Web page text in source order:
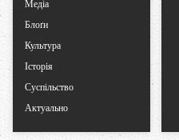
Медіа
Блоґи
Культура
Історія
Суспільство
Актуально